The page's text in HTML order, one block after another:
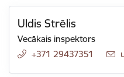
Uldis Strēlis
Vecākais inspektors
+371 29437351